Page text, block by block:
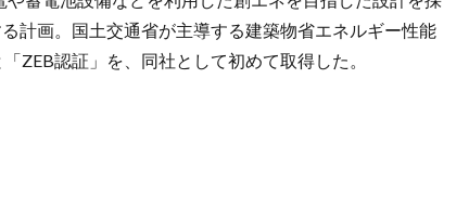
計画。国土交通省が主導する建築物省エネルギー性能
ZEB認証」を、同社として初めて取得した。